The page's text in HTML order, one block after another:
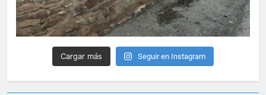
Cargar más Seguir en Instagram